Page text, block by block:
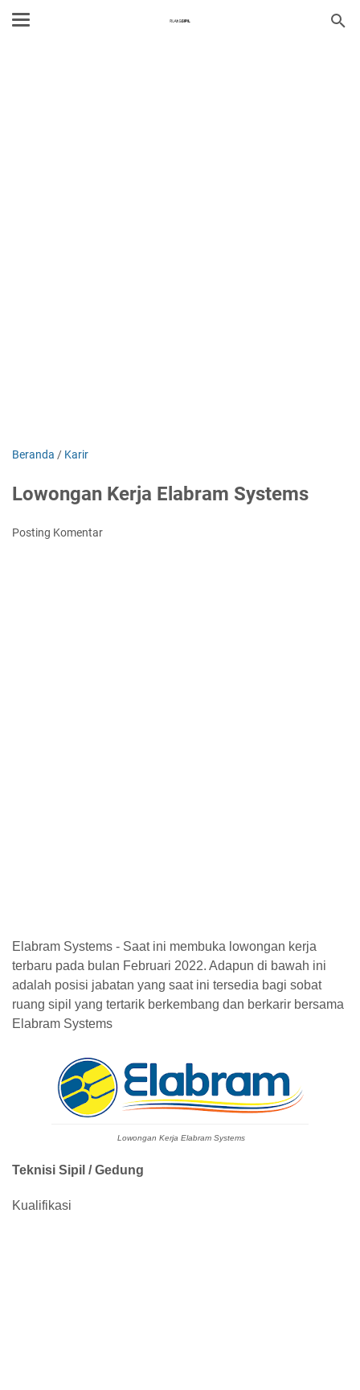
Beranda / Karir
Lowongan Kerja Elabram Systems
Posting Komentar
Elabram Systems - Saat ini membuka lowongan kerja
terbaru pada bulan Februari 2022. Adapun di bawah ini
adalah posisi jabatan yang saat ini tersedia bagi sobat
ruang sipil yang tertarik berkembang dan berkarir bersama
Elabram Systems
Lowongan Kerja Elabram Systems
Teknisi Sipil / Gedung
Kualifikasi